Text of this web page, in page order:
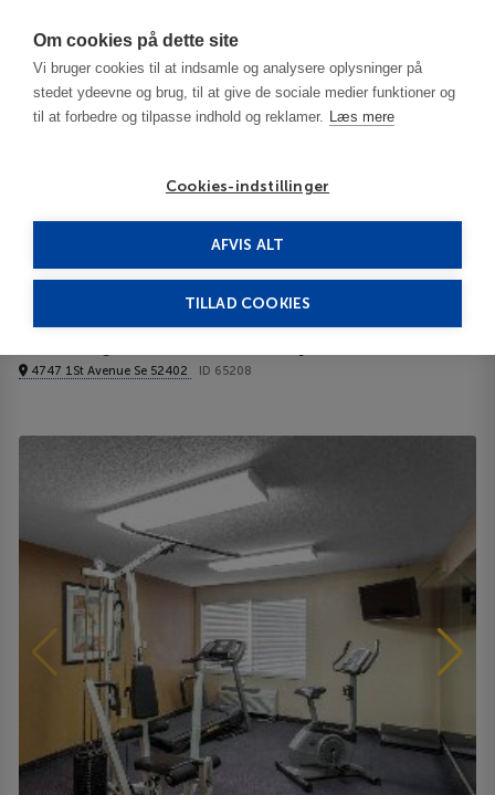
Om cookies på dette site
Vi bruger cookies til at indsamle og analysere oplysninger på
stedet ydeevne og brug, til at give de sociale medier funktioner og
til at forbedre og tilpasse indhold og reklamer. Læs mere
Cookies-indstillinger
AFVIS ALT
TILLAD COOKIES
Cedar Rapids - IA
Quality Inn Cedar Rapids 2**
4747 1St Avenue Se 52402 ID 65208